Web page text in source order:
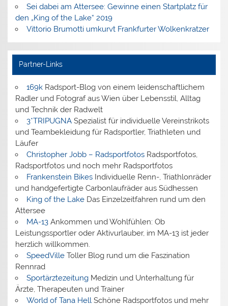
Sei dabei am Attersee: Gewinne einen Startplatz für
den „King of the Lake“ 2019
Vittorio Brumotti umkurvt Frankfurter Wolkenkratzer
Partner-Links
169kRadsport-Blog von einem leidenschaftlichem
Radler und Fotograf aus Wien über Lebensstil, Alltag
und Technik der Radwelt
3*TRIPUGNASpezialist für individuelle Vereinstrikots
und Teambekleidung für Radsportler, Triathleten und
Läufer
Christopher Jobb – RadsportfotosRadsportfotos,
Radsportfotos und noch mehr Radsportfotos
Frankenstein BikesIndividuelle Renn-, Triathlonräder
und handgefertigte Carbonlaufräder aus Südhessen
King of the LakeDas Einzelzeitfahren rund um den
Attersee
MA-13Ankommen und Wohlfühlen: Ob
Leistungssportler oder Aktivurlauber, im MA-13 ist jeder
herzlich willkommen.
SpeedVilleToller Blog rund um die Faszination
Rennrad
SportärztezeitungMedizin und Unterhaltung für
Ärzte, Therapeuten und Trainer
World of Tana HellSchöne Radsportfotos und mehr